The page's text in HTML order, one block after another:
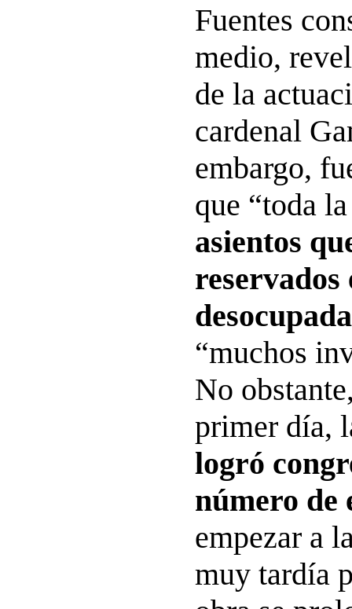
Fuentes
medio,
de la
cardenal
embargo,
que “toda
asientos
reservados
desocupada
“muchos
No
primer día,
logró
número de
empezar a
muy tardía